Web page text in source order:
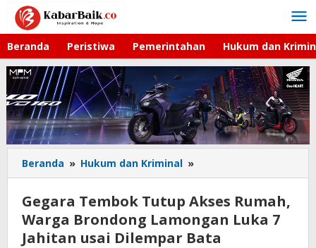
Lewati
konten
Beranda Peristiwa Pemerintahan Hukum dan
Beranda » Hukum dan Kriminal »
Tembok
Tutup
Akses
Rumah,
Warga
Gegara Tembok Tutup Akses Rumah,
Warga Brondong Lamongan Luka 7
Jahitan usai Dilempar Bata